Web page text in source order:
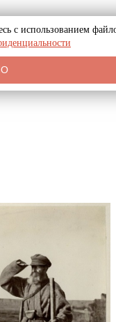
с использованием